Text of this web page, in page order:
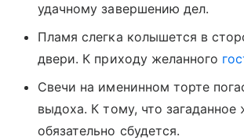
удачному завершению дел.
Пламя слегка колышется в
двери. К приходу желанного
Свечи на именинном торте
выдоха. К тому, что загаданное
обязательно сбудется.